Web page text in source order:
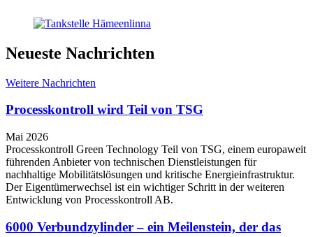
Neueste Nachrichten
Weitere Nachrichten
Processkontroll wird Teil von TSG
Mai 2026
Processkontroll Green Technology Teil von TSG, einem europaweit
führenden Anbieter von technischen Dienstleistungen für
nachhaltige Mobilitätslösungen und kritische Energieinfrastruktur.
Der Eigentümerwechsel ist ein wichtiger Schritt in der weiteren
Entwicklung von Processkontroll AB.
6000 Verbundzylinder – ein Meilenstein, der das